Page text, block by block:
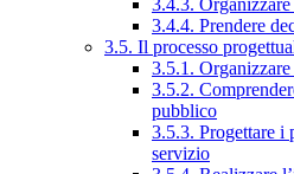
3.4.3.
3.4.4. Prendere
3.5. Il processo
3.5.1.
3.5.2.
pubblico
3.5.3. Progettare i
servizio